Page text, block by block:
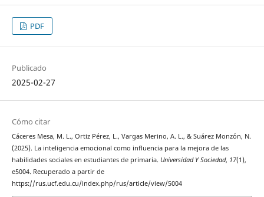
PDF
Publicado
2025-02-27
Cómo citar
Cáceres Mesa, M. L., Ortiz Pérez, L., Vargas Merino, A. L., & Suárez Monzón, N.
(2025). La inteligencia emocional como influencia para la mejora de las
habilidades sociales en estudiantes de primaria. Universidad Y Sociedad, 17(1),
e5004. Recuperado a partir de
https://rus.ucf.edu.cu/index.php/rus/article/view/5004